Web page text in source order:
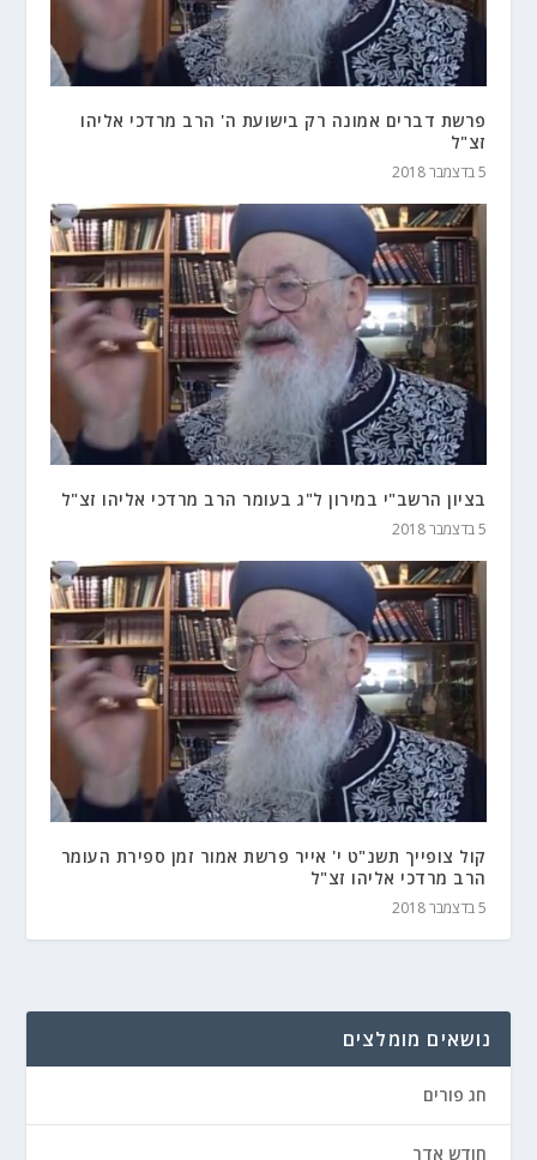
פרשת דברים אמונה רק בישועת ה' הרב מרדכי אליהו
זצ"ל
5 בדצמבר 2018
בציון הרשב"י במירון ל"ג בעומר הרב מרדכי אליהו זצ"ל
5 בדצמבר 2018
קול צופייך תשנ"ט י' אייר פרשת אמור זמן ספירת העומר
הרב מרדכי אליהו זצ"ל
5 בדצמבר 2018
נושאים מומלצים
חג פורים
חודש אדר